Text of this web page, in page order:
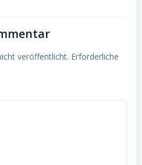
veröffentlicht. Erforderliche